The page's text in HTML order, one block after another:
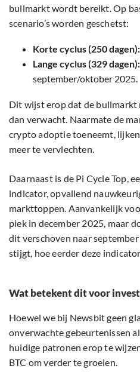
bullmarkt wordt bereikt. Op
scenario’s worden geschetst:
Korte cyclus (250 dagen):
Lange cyclus (329 dagen):
september/oktober 2025.
Dit wijst erop dat de bullmarkt
dan verwacht. Naarmate de
crypto adoptie toeneemt,
meer te vervlechten.
Daarnaast is de Pi Cycle Top,
indicator, opvallend
markttoppen. Aanvankelijk
piek in december 2025, maar
dit verschoven naar
stijgt, hoe eerder deze
Wat betekent dit voor
Hoewel we bij Newsbit geen
onverwachte gebeurtenissen
huidige patronen erop te
BTC om verder te groeien.